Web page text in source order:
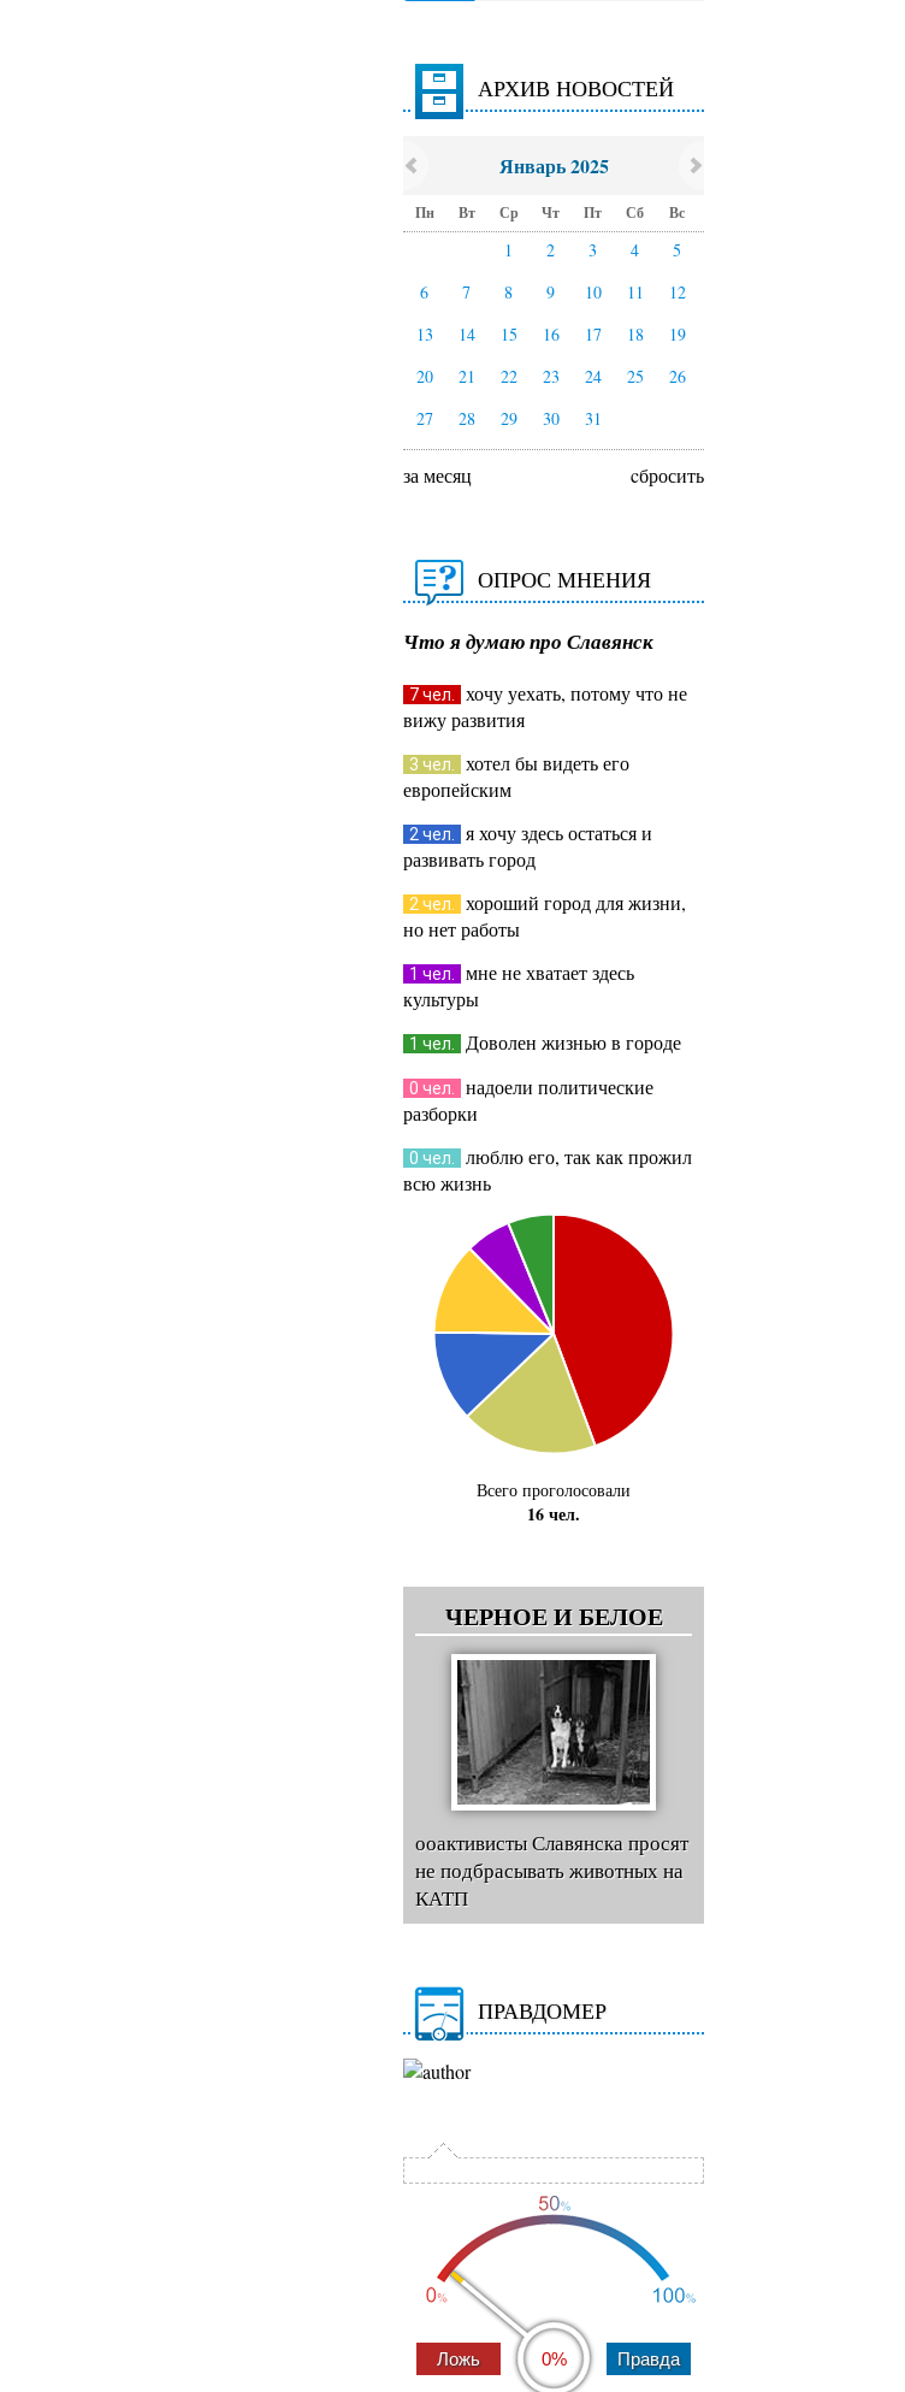
АРХИВ НОВОСТЕЙ
Январь 2025
Пн Вт Ср Чт Пт Сб Вс
1 2 3 4
5
6
7 8 9 10 11
12
13
14 15 16 17 18
19
20
21 22 23 24 25
26
27
28 29 30 31
за месяц cбросить
ОПРОС МНЕНИЯ
Что я думаю про Славянск
7 чел.
хочу уехать, потому что не
вижу развития
3 чел.
хотел бы видеть его
европейским
2 чел.
я хочу здесь остаться и
развивать город
2 чел.
хороший город для жизни,
но нет работы
1 чел.
мне не хватает здесь
культуры
1 чел. Доволен жизнью в городе
0 чел.
надоели политические
разборки
0 чел.
люблю его, так как прожил
всю жизнь
Всего проголосовали
16 чел.
ЧЕРНОЕ И БЕЛОЕ
ооактивисты Славянска просят
не подбрасывать животных на
КАТП
ПРАВДОМЕР
0%